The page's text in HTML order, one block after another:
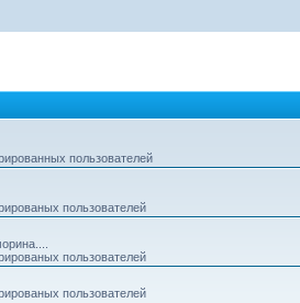
пользователей
пользователей
пользователей
пользователей